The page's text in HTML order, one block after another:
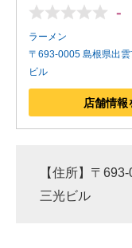
-
ラーメン
〒693-0005 島根県出
ビル
店舗情報
【住所】〒
三光ビル